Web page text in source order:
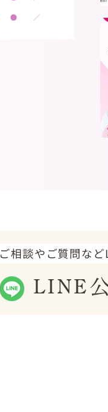
● ／
ご相談やご質問な
LINE